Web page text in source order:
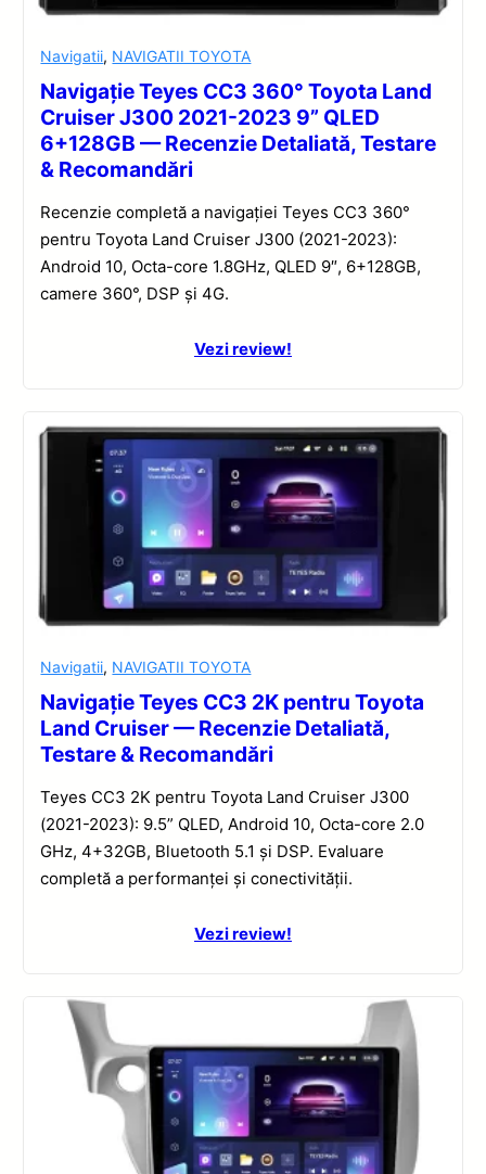
Navigatii, NAVIGATII TOYOTA
Navigație Teyes CC3 360° Toyota Land
Cruiser J300 2021-2023 9” QLED
6+128GB — Recenzie Detaliată, Testare
& Recomandări
Recenzie completă a navigației Teyes CC3 360°
pentru Toyota Land Cruiser J300 (2021-2023):
Android 10, Octa-core 1.8GHz, QLED 9″, 6+128GB,
camere 360°, DSP și 4G.
Vezi review!
Navigatii, NAVIGATII TOYOTA
Navigație Teyes CC3 2K pentru Toyota
Land Cruiser — Recenzie Detaliată,
Testare & Recomandări
Teyes CC3 2K pentru Toyota Land Cruiser J300
(2021-2023): 9.5” QLED, Android 10, Octa-core 2.0
GHz, 4+32GB, Bluetooth 5.1 și DSP. Evaluare
completă a performanței și conectivității.
Vezi review!